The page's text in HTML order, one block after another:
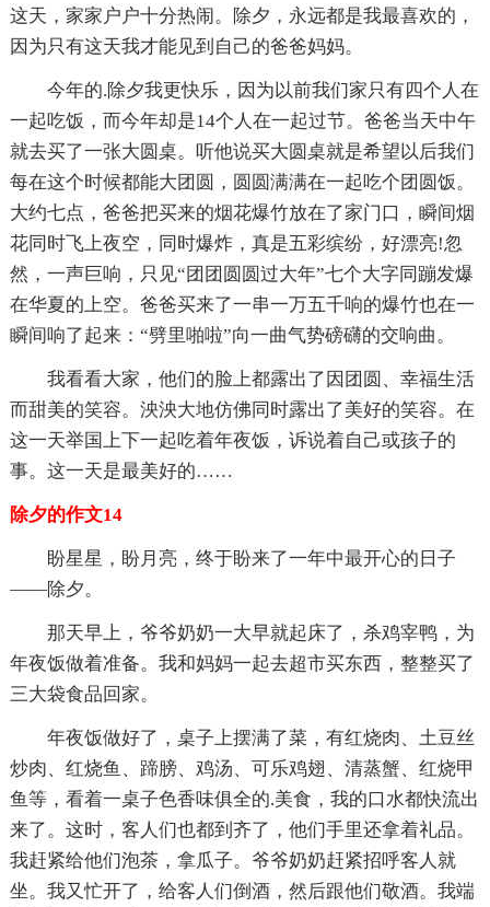
这天，家家户户十分热闹。除夕，永远都是我最喜欢的，
因为只有这天我才能见到自己的爸爸妈妈。
今年的.除夕我更快乐，因为以前我们家只有四个人在
一起吃饭，而今年却是14个人在一起过节。爸爸当天中午
就去买了一张大圆桌。听他说买大圆桌就是希望以后我们
每在这个时候都能大团圆，圆圆满满在一起吃个团圆饭。
大约七点，爸爸把买来的烟花爆竹放在了家门口，瞬间烟
花同时飞上夜空，同时爆炸，真是五彩缤纷，好漂亮!忽
然，一声巨响，只见“团团圆圆过大年”七个大字同蹦发爆
在华夏的上空。爸爸买来了一串一万五千响的爆竹也在一
瞬间响了起来：“劈里啪啦”向一曲气势磅礴的交响曲。
我看看大家，他们的脸上都露出了因团圆、幸福生活
而甜美的笑容。泱泱大地仿佛同时露出了美好的笑容。在
这一天举国上下一起吃着年夜饭，诉说着自己或孩子的
事。这一天是最美好的……
除夕的作文14
盼星星，盼月亮，终于盼来了一年中最开心的日子
——除夕。
那天早上，爷爷奶奶一大早就起床了，杀鸡宰鸭，为
年夜饭做着准备。我和妈妈一起去超市买东西，整整买了
三大袋食品回家。
年夜饭做好了，桌子上摆满了菜，有红烧肉、土豆丝
炒肉、红烧鱼、蹄膀、鸡汤、可乐鸡翅、清蒸蟹、红烧甲
鱼等，看着一桌子色香味俱全的.美食，我的口水都快流出
来了。这时，客人们也都到齐了，他们手里还拿着礼品。
我赶紧给他们泡茶，拿瓜子。爷爷奶奶赶紧招呼客人就
坐。我又忙开了，给客人们倒酒，然后跟他们敬酒。我端